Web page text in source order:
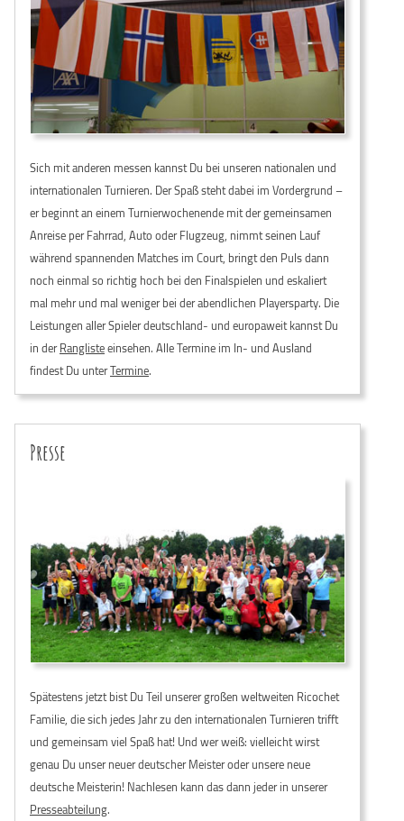
Sich mit anderen messen kannst Du bei unseren nationalen und
internationalen Turnieren. Der Spaß steht dabei im Vordergrund –
er beginnt an einem Turnierwochenende mit der gemeinsamen
Anreise per Fahrrad, Auto oder Flugzeug, nimmt seinen Lauf
während spannenden Matches im Court, bringt den Puls dann
noch einmal so richtig hoch bei den Finalspielen und eskaliert
mal mehr und mal weniger bei der abendlichen Playersparty. Die
Leistungen aller Spieler deutschland- und europaweit kannst Du
in derRanglisteeinsehen. Alle Termine im In- und Ausland
findest Du unterTermine.
Presse
Spätestens jetzt bist Du Teil unserer großen weltweiten Ricochet
Familie, die sich jedes Jahr zu den internationalen Turnieren trifft
und gemeinsam viel Spaß hat! Und wer weiß: vielleicht wirst
genau Du unser neuer deutscher Meister oder unsere neue
deutsche Meisterin! Nachlesen kann das dann jeder in unserer
Presseabteilung.